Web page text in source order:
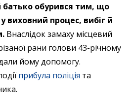
батько обурився тим, що
виховний процес, вибіг й
Внаслідок замаху місцевий
рани голови 43-річному
йому допомогу.
прибула поліція та